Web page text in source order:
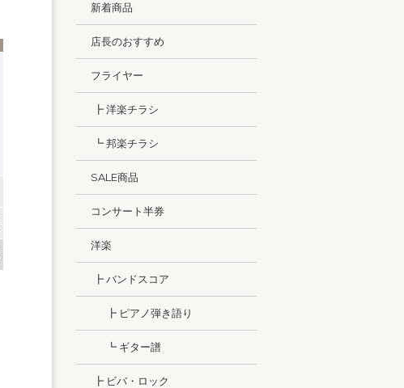
新着商品
店長のおすすめ
フライヤー
┣ 洋楽チラシ
┗ 邦楽チラシ
SALE商品
コンサート半券
洋楽
┣ バンドスコア
┣ ピアノ弾き語り
┗ ギター譜
┣ ビバ・ロック